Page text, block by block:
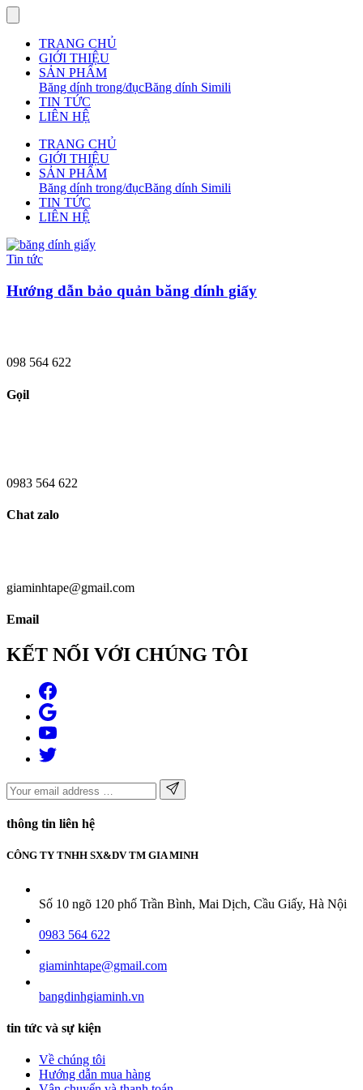
TRANG CHỦ
GIỚI THIỆU
SẢN PHẨM
Băng dính trong/đụcBăng dính Simili
TIN TỨC
LIÊN HỆ
TRANG CHỦ
GIỚI THIỆU
SẢN PHẨM
Băng dính trong/đụcBăng dính Simili
TIN TỨC
LIÊN HỆ
Tin tức
Hướng dẫn bảo quản băng dính giấy
098 564 622
Gọil
0983 564 622
Chat zalo
giaminhtape@gmail.com
Email
KẾT NỐI VỚI CHÚNG TÔI
thông tin liên hệ
CÔNG TY TNHH SX&DV TM GIA MINH
Số 10 ngõ 120 phố Trần Bình, Mai Dịch, Cầu Giấy, Hà Nội
0983 564 622
giaminhtape@gmail.com
bangdinhgiaminh.vn
tin tức và sự kiện
Về chúng tôi
Hướng dẫn mua hàng